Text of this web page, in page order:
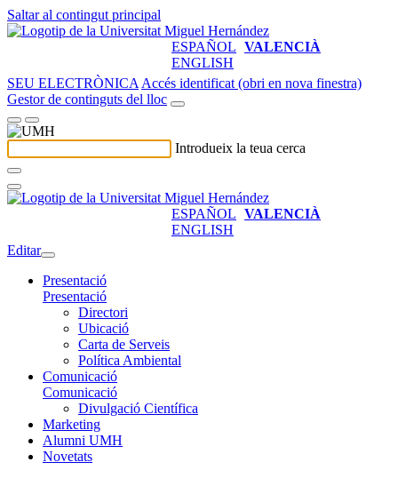
Saltar al contingut principal
ESPAÑOL VALENCIÀ
ENGLISH
SEU ELECTRÒNICA Accés identificat (obri en nova finestra)
Gestor de continguts del lloc
Introdueix la teua cerca
ESPAÑOL VALENCIÀ
ENGLISH
Editar
Presentació
Presentació
Directori
Ubicació
Carta de Serveis
Política Ambiental
Comunicació
Comunicació
Divulgació Científica
Marketing
Alumni UMH
Novetats